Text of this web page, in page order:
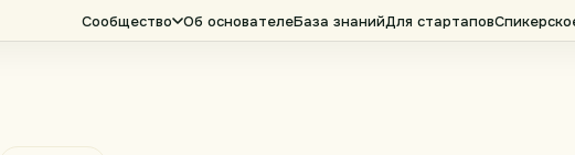
Сообщество Об основателеБаза знанийДля стартапов